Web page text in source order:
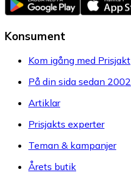
Konsument
Kom igång med Prisjakt
På din sida sedan 2002
Artiklar
Prisjakts experter
Teman & kampanjer
Årets butik